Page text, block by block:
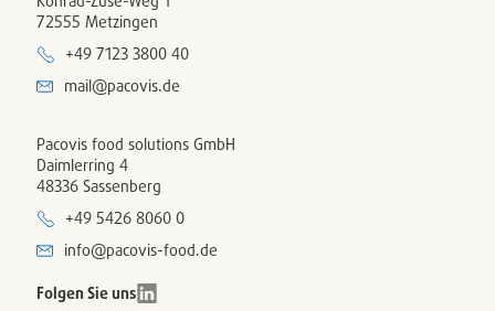
72555 Metzingen
+49 7123 3800 40
mail@pacovis.de
Pacovis food solutions GmbH
Daimlerring 4
48336 Sassenberg
+49 5426 8060 0
info@pacovis-food.de
Folgen Sie uns